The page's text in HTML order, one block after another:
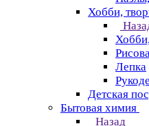
Хобби,
Лепка
Детская
Бытовая химия
Назад